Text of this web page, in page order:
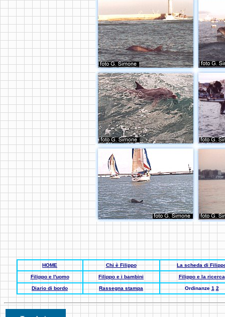
HOME Chi è Filippo La scheda di
Filippo e l'uomo Filippo e i bambini Filippo e la ricerca
Diario di bordo Rassegna stampa Ordinanze1 2